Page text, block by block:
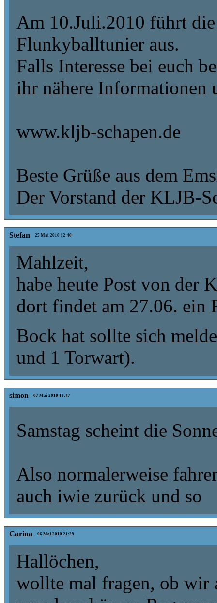
Am 10.Juli.2010 führt
Flunkyballtunier aus.
Falls Interesse bei euch
ihr nähere Informationen
www.kljb-schapen.de
Beste Grüße aus dem
Der Vorstand der KLJB-
Stefan 25 Mai 2010 12:40
Mahlzeit,
habe heute Post von der
dort findet am 27.06. ein
Bock hat sollte sich
und 1 Torwart).
simon 07 Mai 2010 13:47
Samstag scheint die
Also normalerweise
auch iwie zurück und so
Carina 06 Mai 2010 21:29
Hallöchen,
wollte mal fragen, ob wir